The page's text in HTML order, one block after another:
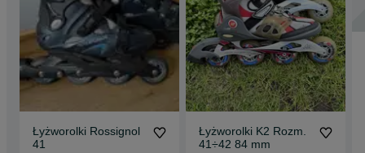
Łyżworolki Rossignol
41
Łyżworolki K2 Rozm.
41÷42 84 mm